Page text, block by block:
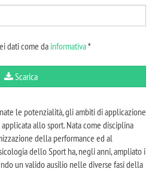
dati come da informativa*
Scarica
le potenzialità, gli ambiti di applicazione
allo sport. Nata come disciplina
della performance ed al
dello Sport ha, negli anni, ampliato i
un valido ausilio nelle diverse fasi della